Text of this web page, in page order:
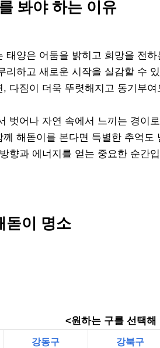
봐야 하는 이유
태양은 어둠을 밝히고 희망을 전
리하고 새로운 시작을 실감할 수
, 다짐이 더욱 뚜렷해지고 동기부여
벗어나 자연 속에서 느끼는 경이
께 해돋이를 본다면 특별한 추억
향과 에너지를 얻는 중요한 순간
돋이 명소
<원하는 구를 선택해
강동구 강북구